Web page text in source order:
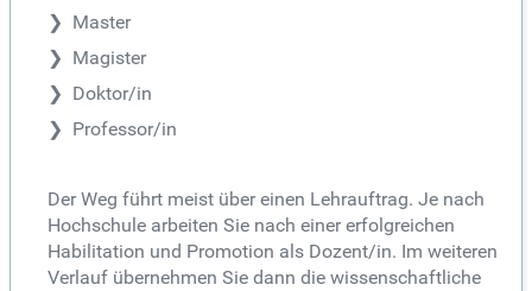
Master
Magister
Doktor/in
Professor/in
Der Weg führt meist über einen Lehrauftrag. Je nach
Hochschule arbeiten Sie nach einer erfolgreichen
Habilitation und Promotion als Dozent/in. Im weiteren
Verlauf übernehmen Sie dann die wissenschaftliche